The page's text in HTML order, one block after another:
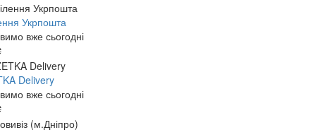
Укрпошта
вже сьогодні
Delivery
вже сьогодні